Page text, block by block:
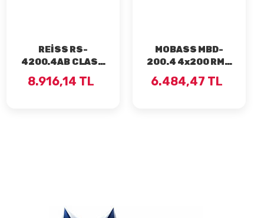
REİSS RS-
4200.4AB CLASS
4X200 RMS ANFİ
8.916,14 TL
MOBASS MBD-
200.4 4x200 RMS
PROFESYONEL
OTO ANFİ
6.484,47 TL